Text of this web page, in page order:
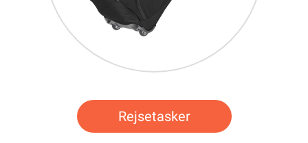
Rejsetasker